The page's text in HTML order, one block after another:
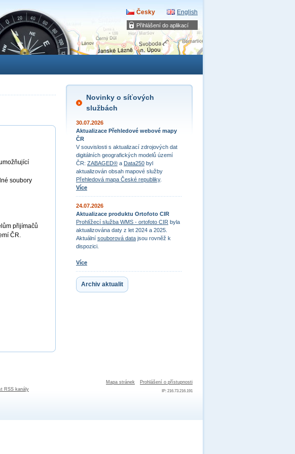
Přihlášení do aplikací
Česky English
Novinky o síťových
službách
30.07.2026
Aktualizace Přehledové webové mapy
ČR
V souvislosti s aktualizací zdrojových dat
digitálních geografických modelů území
ČR: ZABAGED® a Data250 byl
aktualizován obsah mapové služby
Přehledová mapa České republiky.
Více
24.07.2026
Aktualizace produktu Ortofoto CIR
Prohlížecí služba WMS - ortofoto CIR byla
aktualizována daty z let 2024 a 2025.
Aktuální souborová data jsou rovněž k
dispozici.
Více
Archiv aktualit
soubory
přijímačů
ČR.
Mapa stránek Prohlášení o přístupnosti
IP: 216.73.216.191
RSS kanály